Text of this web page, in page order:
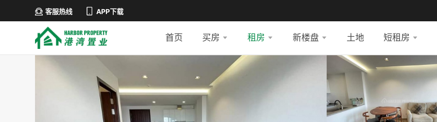
客服热线 APP下载
首页 买房 租房 新楼盘 土地 短租房